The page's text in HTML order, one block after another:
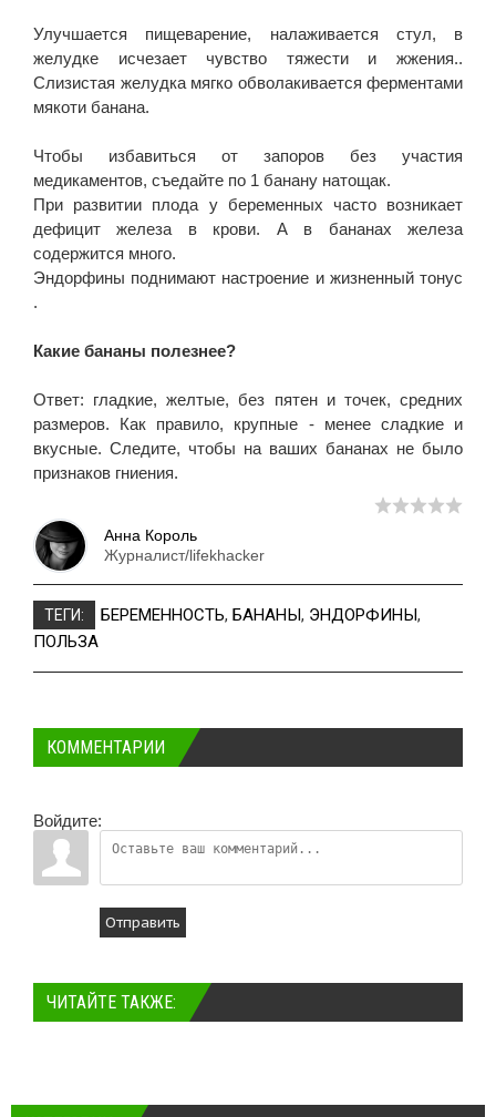
Улучшается пищеварение, налаживается стул, в
желудке исчезает чувство тяжести и жжения..
Слизистая желудка мягко обволакивается ферментами
мякоти банана.
Чтобы избавиться от запоров без участия
медикаментов, съедайте по 1 банану натощак.
При развитии плода у беременных часто возникает
дефицит железа в крови. А в бананах железа
содержится много.
Эндорфины поднимают настроение и жизненный тонус
.
Какие бананы полезнее?
Ответ: гладкие, желтые, без пятен и точек, средних
размеров. Как правило, крупные - менее сладкие и
вкусные. Следите, чтобы на ваших бананах не было
признаков гниения.
Анна Король
Журналист/lifekhacker
ТЕГИ: БЕРЕМЕННОСТЬ, БАНАНЫ, ЭНДОРФИНЫ,
ПОЛЬЗА
КОММЕНТАРИИ
Войдите:
Отправить
ЧИТАЙТЕ ТАКЖЕ: